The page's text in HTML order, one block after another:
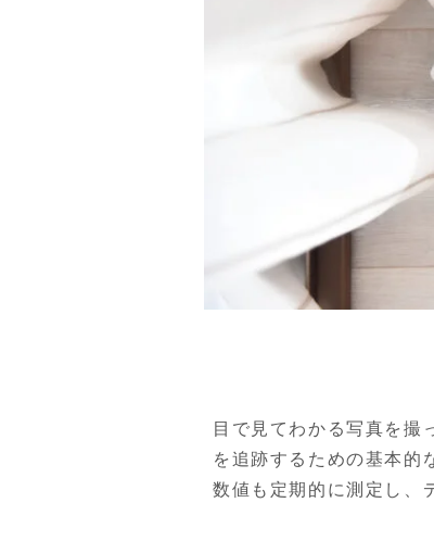
目で見てわかる写真を撮
を追跡するための基本的
数値も定期的に測定し、